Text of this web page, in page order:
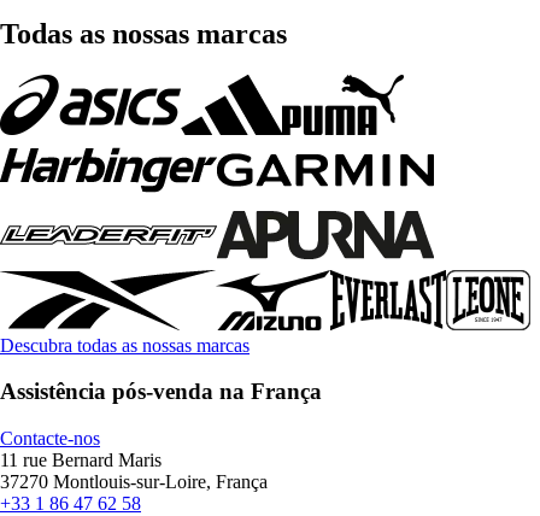
Todas as nossas marcas
Descubra todas as nossas marcas
Assistência pós-venda na França
Contacte-nos
11 rue Bernard Maris
37270 Montlouis-sur-Loire, França
+33 1 86 47 62 58